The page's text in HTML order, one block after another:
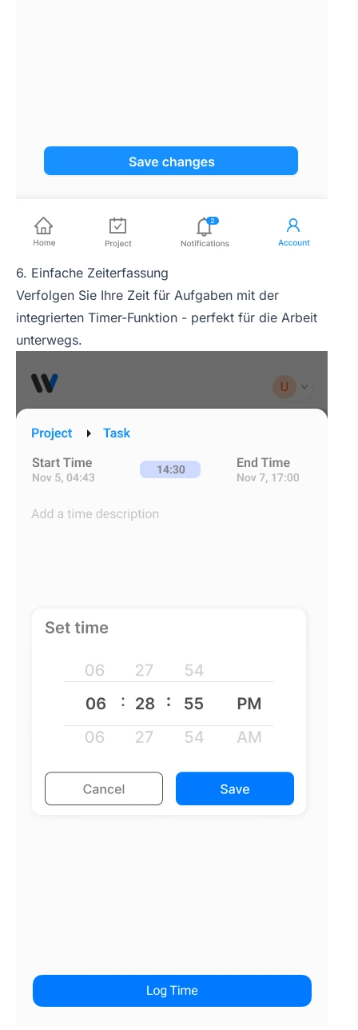
6. Einfache Zeiterfassung
Verfolgen Sie Ihre Zeit für Aufgaben mit der
integrierten Timer-Funktion - perfekt für die Arbeit
unterwegs.